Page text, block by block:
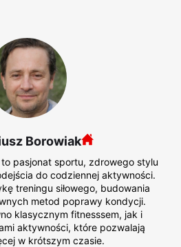
Borowiak
pasjonat sportu, zdrowego stylu
do codziennej aktywności.
treningu siłowego, budowania
metod poprawy kondycji.
klasycznym fitnesssem, jak i
aktywności, które pozwalają
w krótszym czasie.